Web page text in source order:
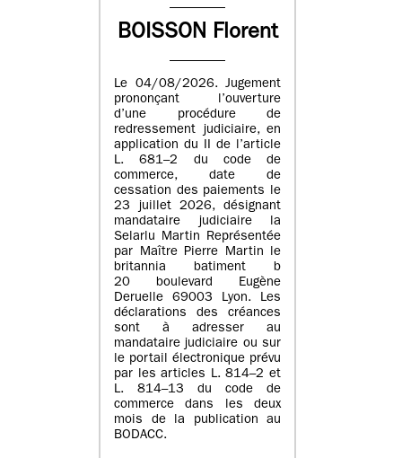
BOISSON Florent
Le 04/08/2026. Jugement
prononçant l’ouverture
d’une procédure de
redressement judiciaire, en
application du II de l’article
L. 681–2 du code de
commerce, date de
cessation des paiements le
23 juillet 2026, désignant
mandataire judiciaire la
Selarlu Martin Représentée
par Maître Pierre Martin le
britannia batiment b
20 boulevard Eugène
Deruelle 69003 Lyon. Les
déclarations des créances
sont à adresser au
mandataire judiciaire ou sur
le portail électronique prévu
par les articles L. 814–2 et
L. 814–13 du code de
commerce dans les deux
mois de la publication au
BODACC.